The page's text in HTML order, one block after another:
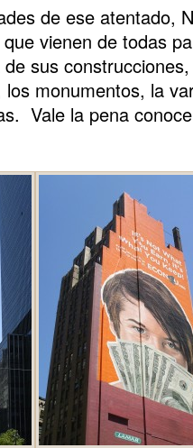
de ese atentado,
vienen de todas
sus
monumentos, la
Vale la pena